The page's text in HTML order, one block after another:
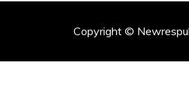
Copyright ©